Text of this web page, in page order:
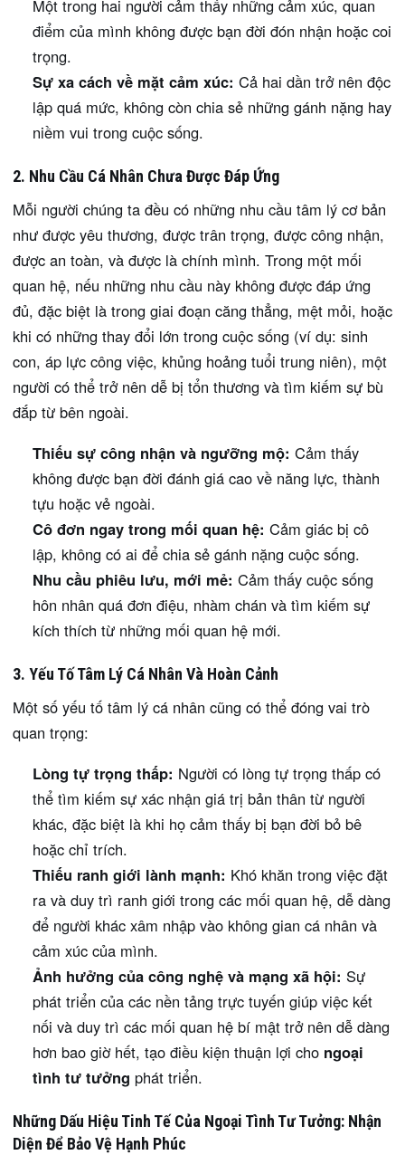
Một trong hai người cảm thấy những cảm xúc, quan
điểm của mình không được bạn đời đón nhận hoặc coi
trọng.
Sự xa cách về mặt cảm xúc: Cả hai dần trở nên độc
lập quá mức, không còn chia sẻ những gánh nặng hay
niềm vui trong cuộc sống.
2. Nhu Cầu Cá Nhân Chưa Được Đáp Ứng
Mỗi người chúng ta đều có những nhu cầu tâm lý cơ bản
như được yêu thương, được trân trọng, được công nhận,
được an toàn, và được là chính mình. Trong một mối
quan hệ, nếu những nhu cầu này không được đáp ứng
đủ, đặc biệt là trong giai đoạn căng thẳng, mệt mỏi, hoặc
khi có những thay đổi lớn trong cuộc sống (ví dụ: sinh
con, áp lực công việc, khủng hoảng tuổi trung niên), một
người có thể trở nên dễ bị tổn thương và tìm kiếm sự bù
đắp từ bên ngoài.
Thiếu sự công nhận và ngưỡng mộ: Cảm thấy
không được bạn đời đánh giá cao về năng lực, thành
tựu hoặc vẻ ngoài.
Cô đơn ngay trong mối quan hệ: Cảm giác bị cô
lập, không có ai để chia sẻ gánh nặng cuộc sống.
Nhu cầu phiêu lưu, mới mẻ: Cảm thấy cuộc sống
hôn nhân quá đơn điệu, nhàm chán và tìm kiếm sự
kích thích từ những mối quan hệ mới.
3. Yếu Tố Tâm Lý Cá Nhân Và Hoàn Cảnh
Một số yếu tố tâm lý cá nhân cũng có thể đóng vai trò
quan trọng:
Lòng tự trọng thấp: Người có lòng tự trọng thấp có
thể tìm kiếm sự xác nhận giá trị bản thân từ người
khác, đặc biệt là khi họ cảm thấy bị bạn đời bỏ bê
hoặc chỉ trích.
Thiếu ranh giới lành mạnh: Khó khăn trong việc đặt
ra và duy trì ranh giới trong các mối quan hệ, dễ dàng
để người khác xâm nhập vào không gian cá nhân và
cảm xúc của mình.
Ảnh hưởng của công nghệ và mạng xã hội: Sự
phát triển của các nền tảng trực tuyến giúp việc kết
nối và duy trì các mối quan hệ bí mật trở nên dễ dàng
hơn bao giờ hết, tạo điều kiện thuận lợi cho ngoại
tình tư tưởng phát triển.
Những Dấu Hiệu Tinh Tế Của Ngoại Tình Tư Tưởng: Nhận
Diện Để Bảo Vệ Hạnh Phúc